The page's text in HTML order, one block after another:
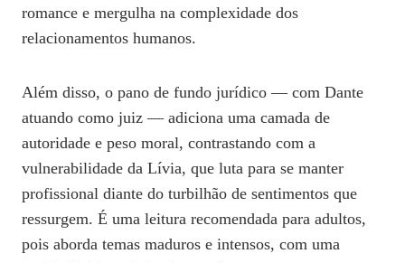
romance e mergulha na complexidade dos
relacionamentos humanos.
Além disso, o pano de fundo jurídico — com Dante
atuando como juiz — adiciona uma camada de
autoridade e peso moral, contrastando com a
vulnerabilidade da Lívia, que luta para se manter
profissional diante do turbilhão de sentimentos que
ressurgem. É uma leitura recomendada para adultos,
pois aborda temas maduros e intensos, com uma